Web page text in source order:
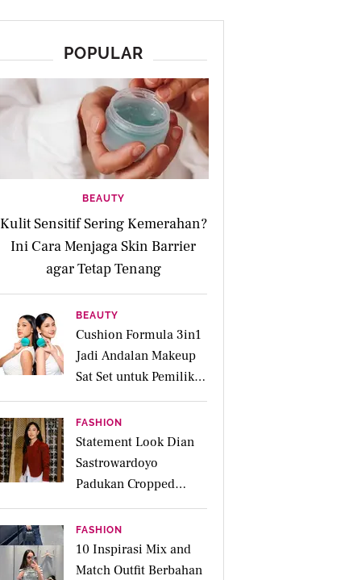
POPULAR
BEAUTY
Kulit Sensitif Sering Kemerahan?
Ini Cara Menjaga Skin Barrier
agar Tetap Tenang
BEAUTY
Cushion Formula 3in1
Jadi Andalan Makeup
Sat Set untuk Pemilik
Kulit Acne Prone
FASHION
Statement Look Dian
Sastrowardoyo
Padukan Cropped
Beskap dan Ripped
Jeans, Hadirkan Pesona
Kartini yang Edgy
FASHION
10 Inspirasi Mix and
Match Outfit Berbahan